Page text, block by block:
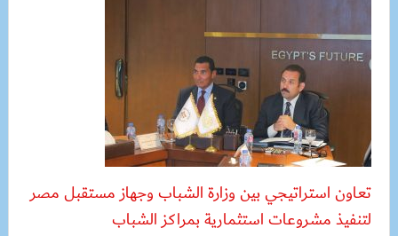
تعاون استراتيجي بين وزارة الشباب وجهاز مستقبل مصر
لتنفيذ مشروعات استثمارية بمراكز الشباب